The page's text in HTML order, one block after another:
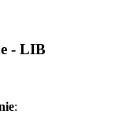
- LIB
: